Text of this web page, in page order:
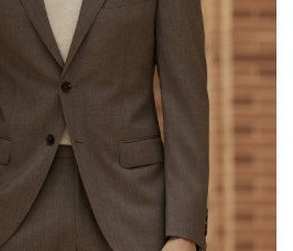
e pratico: abito da viaggio
lana. Realizzato in pura
questo abito da viaggio
per soddisfare le
funzionalità. È una scelta